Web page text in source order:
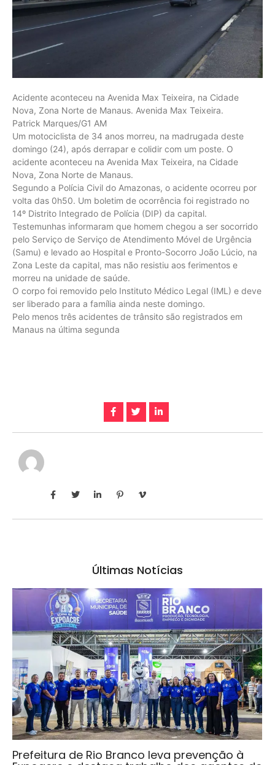
Acidente aconteceu na Avenida Max Teixeira, na Cidade
Nova, Zona Norte de Manaus. Avenida Max Teixeira.
Patrick Marques/G1 AM
Um motociclista de 34 anos morreu, na madrugada deste
domingo (24), após derrapar e colidir com um poste. O
acidente aconteceu na Avenida Max Teixeira, na Cidade
Nova, Zona Norte de Manaus.
Segundo a Polícia Civil do Amazonas, o acidente ocorreu por
volta das 0h50. Um boletim de ocorrência foi registrado no
14º Distrito Integrado de Polícia (DIP) da capital.
Testemunhas informaram que homem chegou a ser socorrido
pelo Serviço de Serviço de Atendimento Móvel de Urgência
(Samu) e levado ao Hospital e Pronto-Socorro João Lúcio, na
Zona Leste da capital, mas não resistiu aos ferimentos e
morreu na unidade de saúde.
O corpo foi removido pelo Instituto Médico Legal (IML) e deve
ser liberado para a família ainda neste domingo.
Pelo menos três acidentes de trânsito são registrados em
Manaus na última segunda
Últimas Notícias
Prefeitura de Rio Branco leva prevenção à